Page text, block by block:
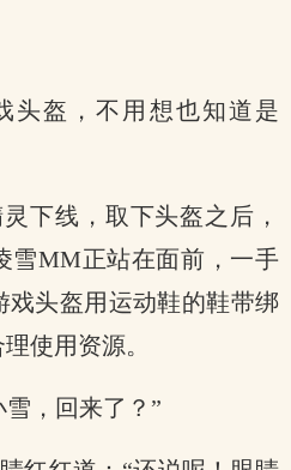
头盔，不用想也知道是
下线，取下头盔之后，
雪MM正站在面前，一手
戏头盔用运动鞋的鞋带绑
使用资源。
，回来了？”